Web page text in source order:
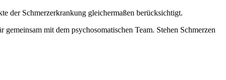
der Schmerzerkrankung gleichermaßen berücksichtigt.
mit dem psychosomatischen Team. Stehen Schmerzen